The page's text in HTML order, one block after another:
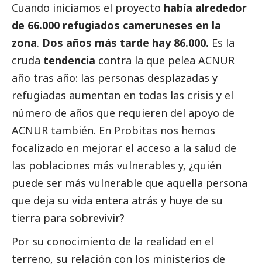
Cuando iniciamos el proyecto había alrededor
de 66.000 refugiados cameruneses en la
zona. Dos años más tarde hay 86.000. Es la
cruda tendencia contra la que pelea ACNUR
año tras año: las personas desplazadas y
refugiadas aumentan en todas las crisis y el
número de años que requieren del apoyo de
ACNUR también. En Probitas nos hemos
focalizado en mejorar el acceso a la salud de
las poblaciones más vulnerables y, ¿quién
puede ser más vulnerable que aquella persona
que deja su vida entera atrás y huye de su
tierra para sobrevivir?
Por su conocimiento de la realidad en el
terreno, su relación con los ministerios de